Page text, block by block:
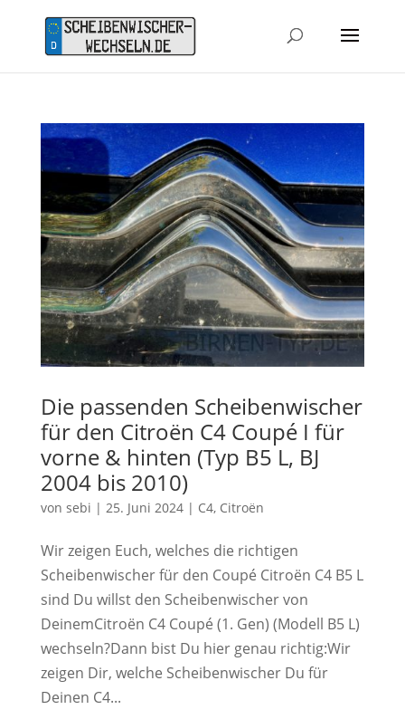
Die passenden Scheibenwischer
für den Citroën C4 Coupé I für
vorne & hinten (Typ B5 L, BJ
2004 bis 2010)
von sebi | 25. Juni 2024| C4, Citroën
Wir zeigen Euch, welches die richtigen
Scheibenwischer für den Coupé Citroën C4 B5 L
sind Du willst den Scheibenwischer von
DeinemCitroën C4 Coupé (1. Gen) (Modell B5 L)
wechseln?Dann bist Du hier genau richtig:Wir
zeigen Dir, welche Scheibenwischer Du für
Deinen C4...